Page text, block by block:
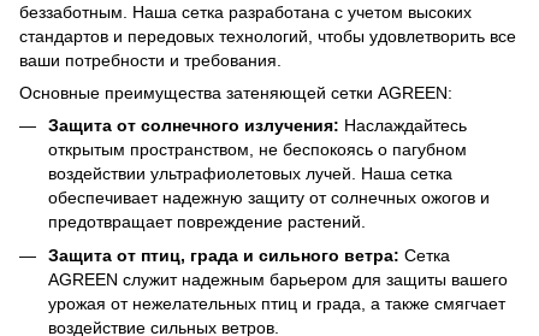
беззаботным. Наша сетка разработана с учетом высоких
стандартов и передовых технологий, чтобы удовлетворить все
ваши потребности и требования.
Основные преимущества затеняющей сетки AGREEN:
Защита от солнечного излучения: Наслаждайтесь
открытым пространством, не беспокоясь о пагубном
воздействии ультрафиолетовых лучей. Наша сетка
обеспечивает надежную защиту от солнечных ожогов и
предотвращает повреждение растений.
Защита от птиц, града и сильного ветра: Сетка
AGREEN служит надежным барьером для защиты вашего
урожая от нежелательных птиц и града, а также смягчает
воздействие сильных ветров.